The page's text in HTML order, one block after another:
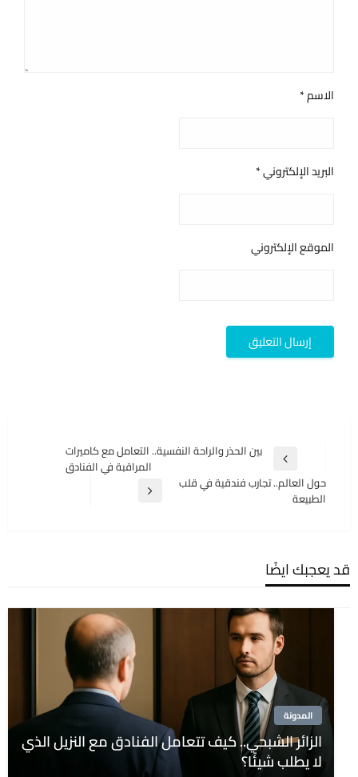
الاسم*
البريد الإلكتروني*
الموقع الإلكتروني
المقالات
المقالة
السابقة
بين الحذر والراحة النفسية.. التعامل مع كاميرات
المراقبة في الفنادق
المقالة
حول العالم.. تجارب فندقية في قلب
الطبيعة
قد يعجبك ايضًا
المدونة
الزائر الشبحي.. كيف تتعامل الفنادق مع النزيل الذي
لا يطلب شيئًا؟